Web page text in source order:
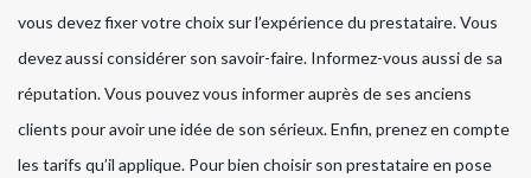
vous devez fixer votre choix sur l’expérience du prestataire. Vous
devez aussi considérer son savoir-faire. Informez-vous aussi de sa
réputation. Vous pouvez vous informer auprès de ses anciens
clients pour avoir une idée de son sérieux. Enfin, prenez en compte
les tarifs qu’il applique. Pour bien choisir son prestataire en pose